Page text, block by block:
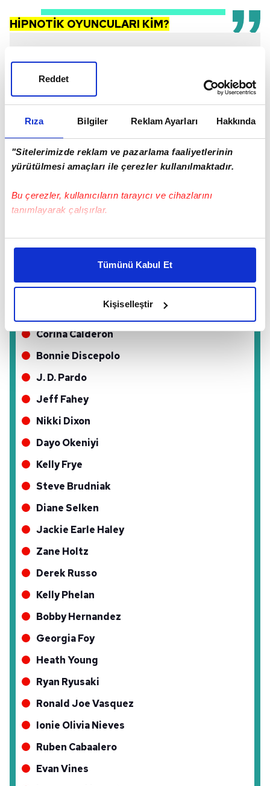
Rıza Bilgiler Reklam Ayarları Hakkında
"Sitelerimizde reklam ve pazarlama faaliyetlerinin
yürütülmesi amaçları ile çerezler kullanılmaktadır.
Bu çerezler, kullanıcıların tarayıcı ve cihazlarını
tanımlayarak çalışırlar.
Bu çerezlere izin vermeniz halinde sizlere özel
daha iyi reklam deneyimi yaşatabiliriz. Bunu yaparken
amacımızın size daha iyi bir reklam deneyimi sunmak
elimizden gelen çabayı gösterdiğimizi ve bu noktada,
kalemimiz olduğunu sizlere hatırlatmak isteriz.
takdirde, kullanıcılara hedefli reklamlar
gösterilmeyecektir."
Sizlere daha iyi bir hizmet sunabilmek için İnternet
Sitemizde kendimize ve üçüncü kişilere ait çerezler
verileriniz işlenmekte olup gerekli olan çerezler bilgi
toplumu hizmetlerinin sunulması amacıyla
kılınması ve kişiselleştirilmesi ve sizlere yönelik
reklam/pazarlama faaliyetlerinin yapılması, amaçlarıyla
Çerezlere ilişkin tercihlerinizi aşağıda yer alan panel
için Ayarlar butonuna tıklayabilir,
Metnimiziziyaret edebilirsiniz.
6698 sayılı Kişisel Verilerin Korunması Kanunu uyarınca
hazırlanmış Aydınlatma Metnimizi okumak ve sitemizde
almak için lütfentıklayınız
Tümünü Kabul Et
Kişiselleştir
Reddet
HİPNOTİK OYUNCULARI KİM?
Alice Braga
William Fichtner
Corina Calderon
Bonnie Discepolo
J. D. Pardo
Jeff Fahey
Nikki Dixon
Dayo Okeniyi
Kelly Frye
Steve Brudniak
Diane Selken
Jackie Earle Haley
Zane Holtz
Derek Russo
Kelly Phelan
Bobby Hernandez
Georgia Foy
Heath Young
Ryan Ryusaki
Ronald Joe Vasquez
Ionie Olivia Nieves
Ruben Cabaalero
Evan Vines